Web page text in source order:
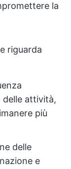
la
riguarda
attività,
più
delle
e